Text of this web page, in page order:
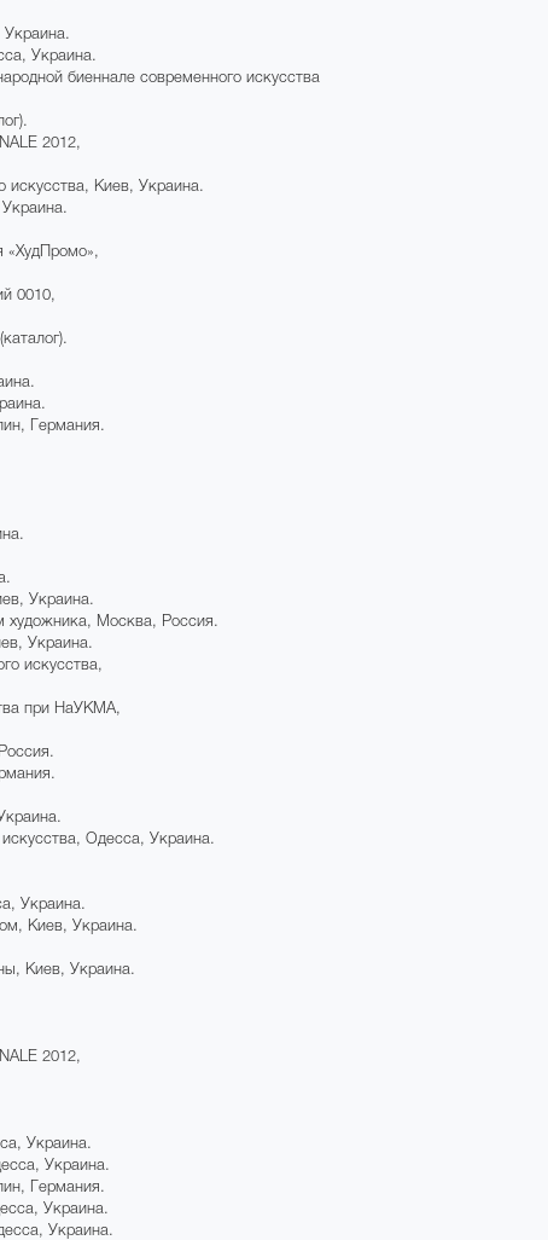
Украина.
биеннале современного искусства
2012,
искусства, Киев, Украина.
«ХудПромо»,
0010,
Германия.
Украина.
художника, Москва, Россия.
Украина.
искусства,
при НаУКМА,
Одесса, Украина.
Украина.
Киев, Украина.
Киев, Украина.
2012,
Украина.
Украина.
Германия.
Украина.
Украина.